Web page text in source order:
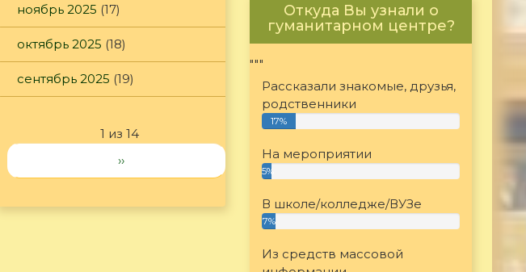
ноябрь 2025 (17)
октябрь 2025 (18)
сентябрь 2025 (19)
1 из 14
››
Откуда Вы узнали о
гуманитарном центре?
"""
Рассказали знакомые, друзья,
родственники
17%
На мероприятии
5%
В школе/колледже/ВУЗе
7%
Из средств массовой